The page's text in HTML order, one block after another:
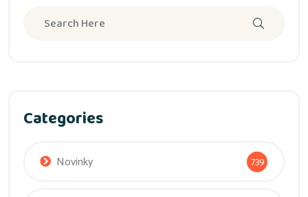
Categories
Novinky 739